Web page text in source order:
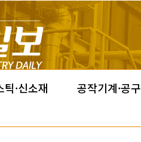
틱·신소재 공작기계·공구